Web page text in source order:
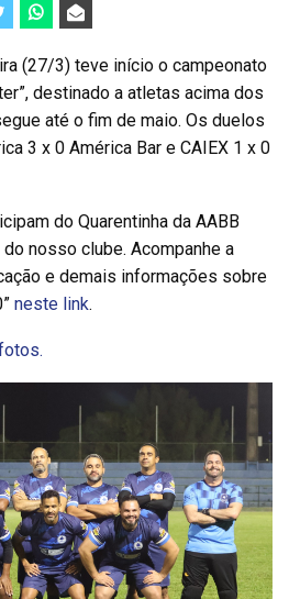
(27/3) teve início o campeonato
destinado a atletas acima dos
até o fim de maio. Os duelos
3 x 0 América Bar e CAIEX 1 x 0
do Quarentinha da AABB
nosso clube. Acompanhe a
e demais informações sobre
neste link.